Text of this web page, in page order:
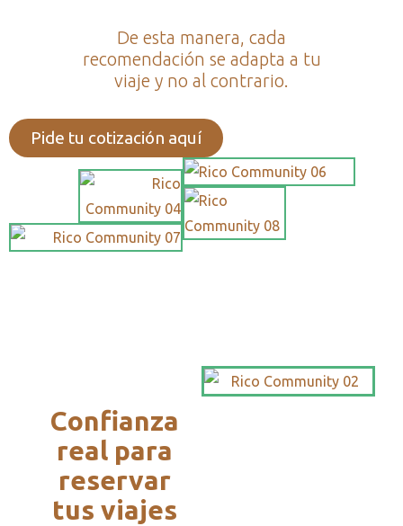
De esta manera, cada
recomendación se adapta a tu
viaje y no al contrario.
Pide tu cotización aquí
Confianza
real para
reservar
tus viajes